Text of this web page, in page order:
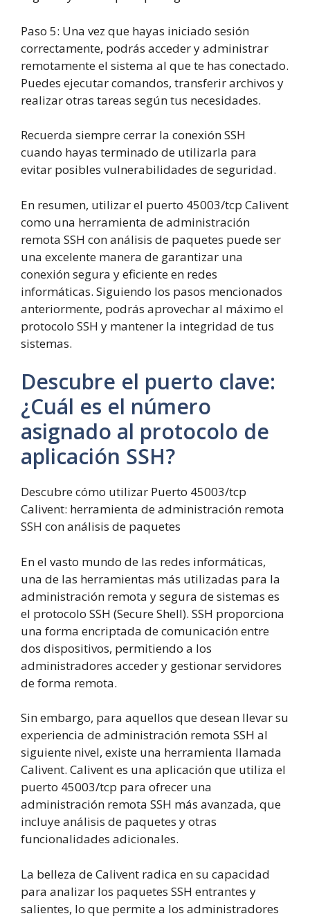
Paso 5: Una vez que hayas iniciado sesión
correctamente, podrás acceder y administrar
remotamente el sistema al que te has conectado.
Puedes ejecutar comandos, transferir archivos y
realizar otras tareas según tus necesidades.
Recuerda siempre cerrar la conexión SSH
cuando hayas terminado de utilizarla para
evitar posibles vulnerabilidades de seguridad.
En resumen, utilizar el puerto 45003/tcp Calivent
como una herramienta de administración
remota SSH con análisis de paquetes puede ser
una excelente manera de garantizar una
conexión segura y eficiente en redes
informáticas. Siguiendo los pasos mencionados
anteriormente, podrás aprovechar al máximo el
protocolo SSH y mantener la integridad de tus
sistemas.
Descubre el puerto clave:
¿Cuál es el número
asignado al protocolo de
aplicación SSH?
Descubre cómo utilizar Puerto 45003/tcp
Calivent: herramienta de administración remota
SSH con análisis de paquetes
En el vasto mundo de las redes informáticas,
una de las herramientas más utilizadas para la
administración remota y segura de sistemas es
el protocolo SSH (Secure Shell). SSH proporciona
una forma encriptada de comunicación entre
dos dispositivos, permitiendo a los
administradores acceder y gestionar servidores
de forma remota.
Sin embargo, para aquellos que desean llevar su
experiencia de administración remota SSH al
siguiente nivel, existe una herramienta llamada
Calivent. Calivent es una aplicación que utiliza el
puerto 45003/tcp para ofrecer una
administración remota SSH más avanzada, que
incluye análisis de paquetes y otras
funcionalidades adicionales.
La belleza de Calivent radica en su capacidad
para analizar los paquetes SSH entrantes y
salientes, lo que permite a los administradores